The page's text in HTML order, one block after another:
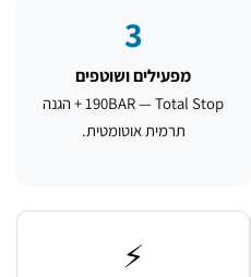
3
מפעילים ושוטפים
190BAR — Total Stop + הגנה
תרמית אוטומטית.
⚡